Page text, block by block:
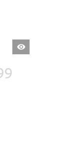
VISTA
RÁPIDA